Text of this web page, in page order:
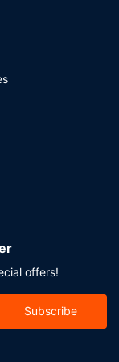
días de 06:00
las 24 horas y
organizando
hotel tienes a tu
un
offers!
Subscribe